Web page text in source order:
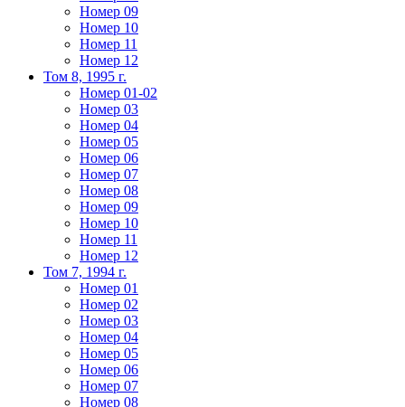
Номер 09
Номер 10
Номер 11
Номер 12
Том 8, 1995 г.
Номер 01-02
Номер 03
Номер 04
Номер 05
Номер 06
Номер 07
Номер 08
Номер 09
Номер 10
Номер 11
Номер 12
Том 7, 1994 г.
Номер 01
Номер 02
Номер 03
Номер 04
Номер 05
Номер 06
Номер 07
Номер 08